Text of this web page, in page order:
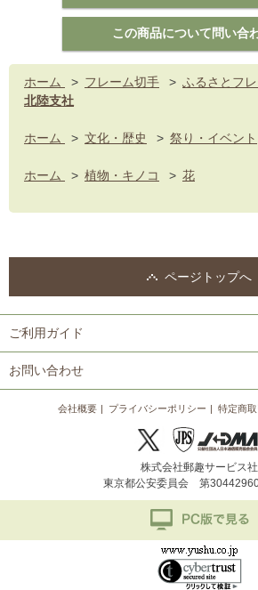
ホーム > フレーム切手 > ふるさとフ
北陸支社
ホーム > 文化・歴史 > 祭り・イベント
ホーム > 植物・キノコ > 花
ページトップへ
ご利用ガイド
お問い合わせ
会社概要 プライバシーポリシー 特定商
株式会社郵趣サービス社
東京都公安委員会 第